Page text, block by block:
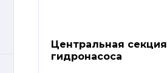
Центральная секция
гидронасоса